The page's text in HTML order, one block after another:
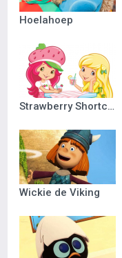
Hoelahoep
Strawberry Shortcake
Wickie de Viking